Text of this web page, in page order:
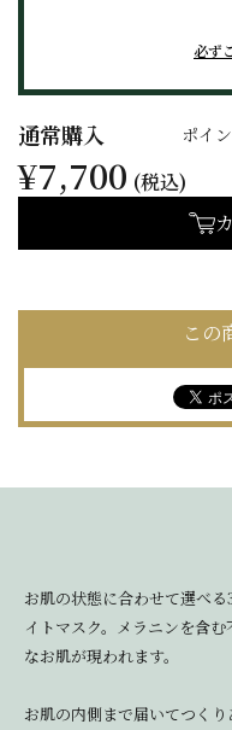
必ず
通常購入 ポイ
¥7,700 (税込)
この
お肌の状態に合わせて選べ
イトマスク。メラニンを含
なお肌が現われます。
お肌の内側まで届いてつくり